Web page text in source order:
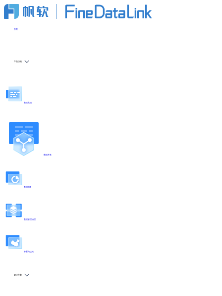
首页
产品功能
数据集成
数据开发
数据服务
数据管理治理
部署与运维
解决方案